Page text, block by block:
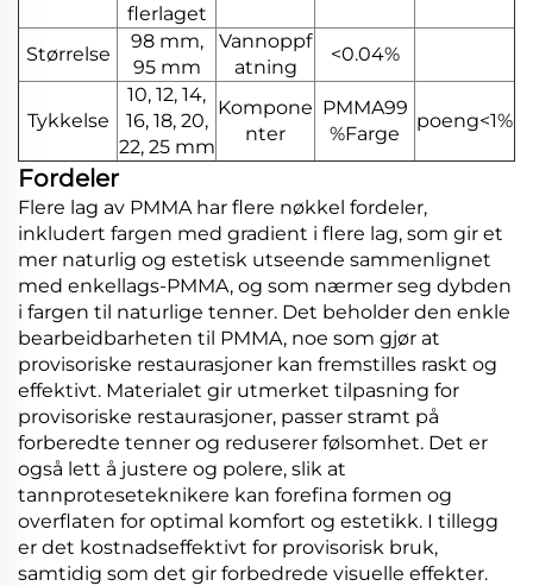
flerlaget
Størrelse
98 mm,
95 mm
Vannoppf
atning
<0.04%
Tykkelse
10, 12, 14,
16, 18, 20,
22, 25 mm
Kompone
nter
PMMA99
%Farge
poeng<1%
Fordeler
Flere lag av PMMA har flere nøkkel fordeler,
inkludert fargen med gradient i flere lag, som gir et
mer naturlig og estetisk utseende sammenlignet
med enkellags-PMMA, og som nærmer seg dybden
i fargen til naturlige tenner. Det beholder den enkle
bearbeidbarheten til PMMA, noe som gjør at
provisoriske restaurasjoner kan fremstilles raskt og
effektivt. Materialet gir utmerket tilpasning for
provisoriske restaurasjoner, passer stramt på
forberedte tenner og reduserer følsomhet. Det er
også lett å justere og polere, slik at
tannproteseteknikere kan forefina formen og
overflaten for optimal komfort og estetikk. I tillegg
er det kostnadseffektivt for provisorisk bruk,
samtidig som det gir forbedrede visuelle effekter.